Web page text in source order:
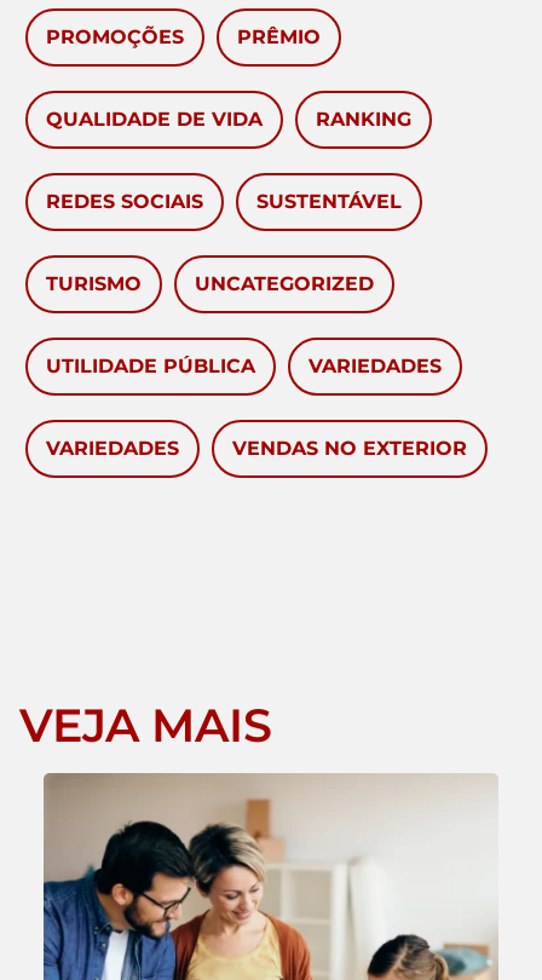
PROMOÇÕES PRÊMIO
QUALIDADE DE VIDA RANKING
REDES SOCIAIS SUSTENTÁVEL
TURISMO UNCATEGORIZED
UTILIDADE PÚBLICA VARIEDADES
VARIEDADES VENDAS NO EXTERIOR
VEJA MAIS